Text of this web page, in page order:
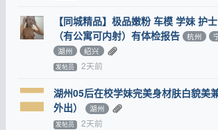
【同城精品】极品嫩粉 车模 学妹 护
（有公寓可内射）有体检报告
杭州
湖州
绍兴
发帖员 2天前
湖州05后在校学妹完美身材肤白貌美
外出）
湖州
发帖员 2天前